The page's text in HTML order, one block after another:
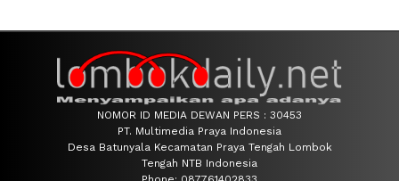
NOMOR ID MEDIA DEWAN PERS : 30453
PT. Multimedia Praya Indonesia
Desa Batunyala Kecamatan Praya Tengah Lombok
Tengah NTB Indonesia